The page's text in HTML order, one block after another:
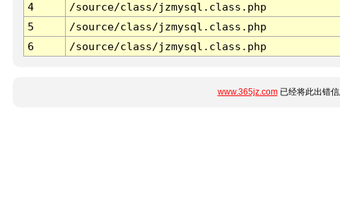
4
/source/class/jzmysql.class.php
5
/source/class/jzmysql.class.php
6
/source/class/jzmysql.class.php
www.365jz.com已经将此出错信